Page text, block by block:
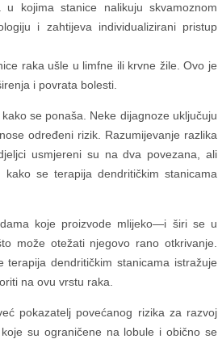
u kojima stanice nalikuju skvamoznom
i zahtijeva individualizirani pristup
raka ušle u limfne ili krvne žile. Ovo je
i povrata bolesti.
se ponaša. Neke dijagnoze uključuju
određeni rizik. Razumijevanje razlika
usmjereni su na dva povezana, ali
se terapija dendritičkim stanicama
koje proizvode mlijeko—i širi se u
može otežati njegovo rano otkrivanje.
dendritičkim stanicama istražuje
na ovu vrstu raka.
pokazatelj povećanog rizika za razvoj
su ograničene na lobule i obično se